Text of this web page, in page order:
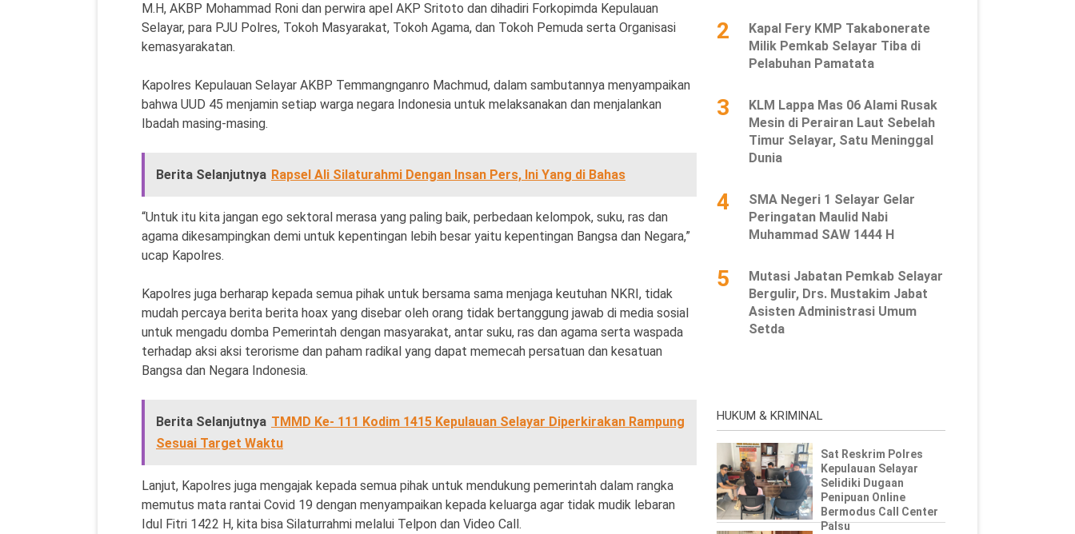
M.H, AKBP Mohammad Roni dan perwira apel AKP Sritoto dan dihadiri Forkopimda Kepulauan
Selayar, para PJU Polres, Tokoh Masyarakat, Tokoh Agama, dan Tokoh Pemuda serta Organisasi
kemasyarakatan.
Kapolres Kepulauan Selayar AKBP Temmangnganro Machmud, dalam sambutannya menyampaikan
bahwa UUD 45 menjamin setiap warga negara Indonesia untuk melaksanakan dan menjalankan
Ibadah masing-masing.
Berita Selanjutnya Rapsel Ali Silaturahmi Dengan Insan Pers, Ini Yang di Bahas
“Untuk itu kita jangan ego sektoral merasa yang paling baik, perbedaan kelompok, suku, ras dan
agama dikesampingkan demi untuk kepentingan lebih besar yaitu kepentingan Bangsa dan Negara,”
ucap Kapolres.
Kapolres juga berharap kepada semua pihak untuk bersama sama menjaga keutuhan NKRI, tidak
mudah percaya berita berita hoax yang disebar oleh orang tidak bertanggung jawab di media sosial
untuk mengadu domba Pemerintah dengan masyarakat, antar suku, ras dan agama serta waspada
terhadap aksi aksi terorisme dan paham radikal yang dapat memecah persatuan dan kesatuan
Bangsa dan Negara Indonesia.
Berita Selanjutnya TMMD Ke- 111 Kodim 1415 Kepulauan Selayar Diperkirakan Rampung
Sesuai Target Waktu
Lanjut, Kapolres juga mengajak kepada semua pihak untuk mendukung pemerintah dalam rangka
memutus mata rantai Covid 19 dengan menyampaikan kepada keluarga agar tidak mudik lebaran
Idul Fitri 1422 H, kita bisa Silaturrahmi melalui Telpon dan Video Call.
2
Kapal Fery KMP Takabonerate
Milik Pemkab Selayar Tiba di
Pelabuhan Pamatata
3
KLM Lappa Mas 06 Alami Rusak
Mesin di Perairan Laut Sebelah
Timur Selayar, Satu Meninggal
Dunia
4
SMA Negeri 1 Selayar Gelar
Peringatan Maulid Nabi
Muhammad SAW 1444 H
5
Mutasi Jabatan Pemkab Selayar
Bergulir, Drs. Mustakim Jabat
Asisten Administrasi Umum
Setda
HUKUM & KRIMINAL
Sat Reskrim Polres
Kepulauan Selayar
Selidiki Dugaan
Penipuan Online
Bermodus Call Center
Palsu